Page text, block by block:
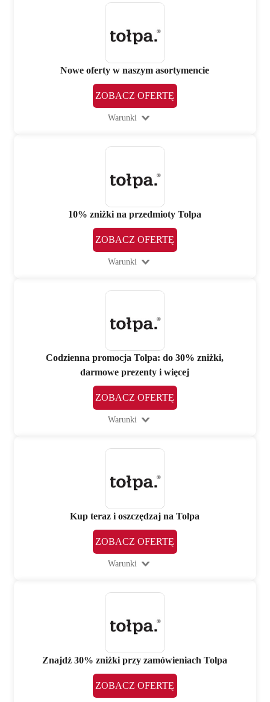
Nowe oferty w naszym asortymencie
ZOBACZ OFERTĘ
Warunki
10% zniżki na przedmioty Tolpa
ZOBACZ OFERTĘ
Warunki
Codzienna promocja Tolpa: do 30% zniżki,
darmowe prezenty i więcej
ZOBACZ OFERTĘ
Warunki
Kup teraz i oszczędzaj na Tolpa
ZOBACZ OFERTĘ
Warunki
Znajdź 30% zniżki przy zamówieniach Tolpa
ZOBACZ OFERTĘ